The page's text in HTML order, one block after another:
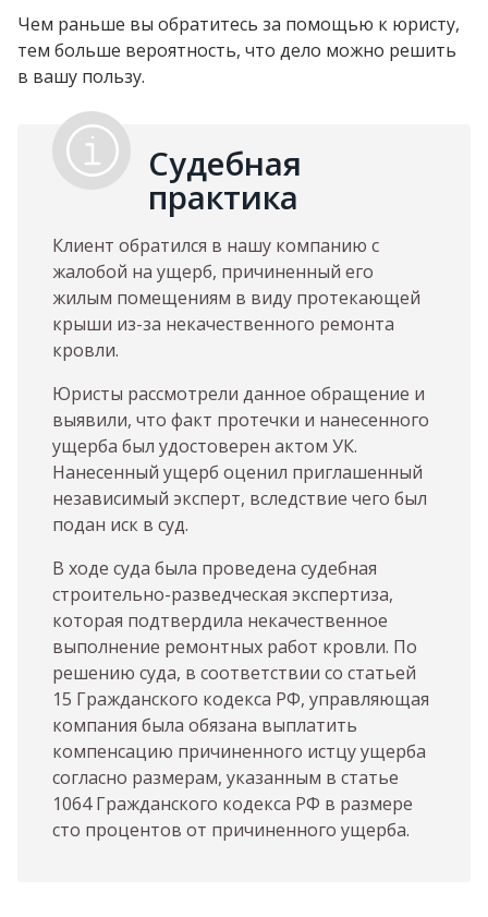
Чем раньше вы обратитесь за помощью к юристу,
тем больше вероятность, что дело можно решить
в вашу пользу.
Судебная
практика
Клиент обратился в нашу компанию с
жалобой на ущерб, причиненный его
жилым помещениям в виду протекающей
крыши из-за некачественного ремонта
кровли.
Юристы рассмотрели данное обращение и
выявили, что факт протечки и нанесенного
ущерба был удостоверен актом УК.
Нанесенный ущерб оценил приглашенный
независимый эксперт, вследствие чего был
подан иск в суд.
В ходе суда была проведена судебная
строительно-разведческая экспертиза,
которая подтвердила некачественное
выполнение ремонтных работ кровли. По
решению суда, в соответствии со статьей
15 Гражданского кодекса РФ, управляющая
компания была обязана выплатить
компенсацию причиненного истцу ущерба
согласно размерам, указанным в статье
1064 Гражданского кодекса РФ в размере
сто процентов от причиненного ущерба.